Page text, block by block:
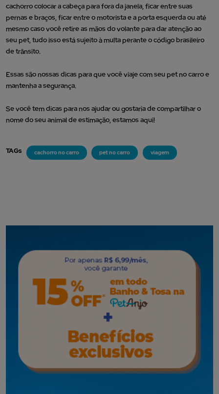
cachorro colocar a cabeça para fora da janela, ficar entre suas
pernas e braços, ficar entre o motorista e a porta esquerda ou até
mesmo caso você retire as mãos do volante para dar atenção ao
seu pet, tudo isso está sujeito à multa perante o código brasileiro
de trânsito.
Essas são nossas dicas para que você viaje com seu pet no carro e
mantenha a segurança.
Se você tem dicas para nos ajudar ou gostaria de compartilhar o
nome do seu animal de estimação, estamos aqui!
TAGs cachorro no carro pet no carro viagem